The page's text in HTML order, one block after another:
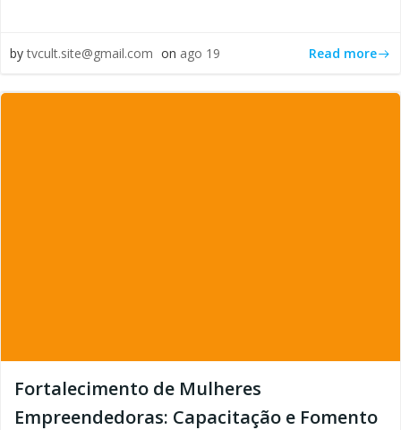
by tvcult.site@gmail.com on ago 19 Read more
Fortalecimento de Mulheres
Empreendedoras: Capacitação e Fomento